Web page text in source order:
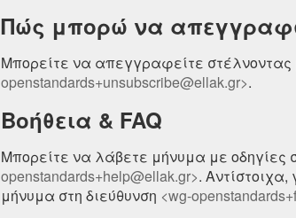
Πώς μπορώ να
Μπορείτε να απεγγραφείτε στέλνοντας
openstandards+unsubscribe@ellak.gr>.
Βοήθεια & FAQ
Μπορείτε να λάβετε μήνυμα με οδηγίες
openstandards+help@ellak.gr>.
μήνυμα στη διεύθυνση <wg-